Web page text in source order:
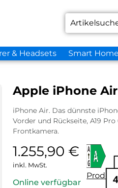
& Headsets Smart Home
Apple iPhone
iPhone Air. Das dünnste
Vorder und Rückseite, A19
Frontkamera.
1.255,90 €
inkl. MwSt.
Online verfügbar